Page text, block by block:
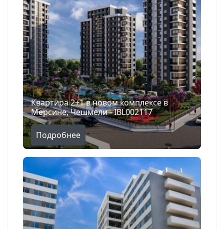
Поиск
Квартира 2+1 в новом комплексе в
Мерсине, Чешмели - IBL002117
Подробнее